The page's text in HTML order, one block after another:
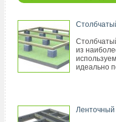
из
идеально
Ленточный